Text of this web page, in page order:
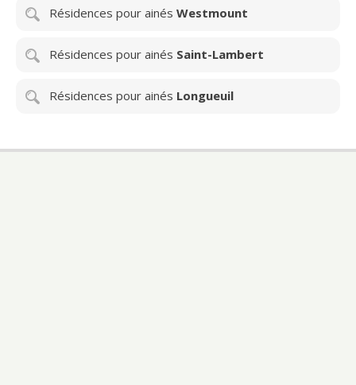
Résidences pour ainés Westmount
Résidences pour ainés Saint-Lambert
Résidences pour ainés Longueuil